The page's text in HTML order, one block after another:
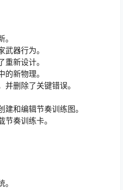
器行为。
新设计。
新物理。
删除了关键错误。
和编辑节奏训练图。
奏训练卡。